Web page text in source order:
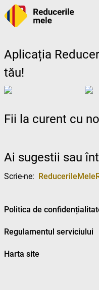
Aplicația
tău!
Fii la curent cu
Ai sugestii sau
Scrie-ne:
Politica de
Regulamentul serviciului
Harta site